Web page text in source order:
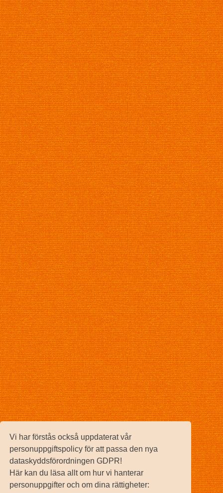
Vi har förstås också uppdaterat vår
personuppgiftspolicy för att passa den nya
dataskyddsförordningen GDPR!
Här kan du läsa allt om hur vi hanterar
personuppgifter och om dina rättigheter: